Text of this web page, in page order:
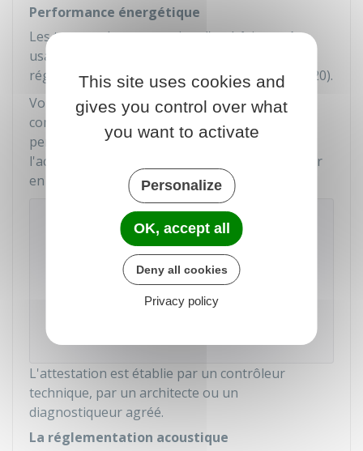
Performance énergétique
Les travaux de construction d'un bâtiment à
usage d'habitation doivent être conformes à la
réglementation environnementale 2020 (RE 2020).
Vous devez fournir une attestation de prise en
compte de cette réglementation avec votre
permis de construire et au moment de
l'achèvement des travaux. Vous pouvez l'obtenir
en ligne :
Attestations de prise en compte de la
réglementation environnementale RE
2020 et thermique RT 2012
Accéder au service en ligne
L'attestation est établie par un contrôleur
technique, par un architecte ou un
diagnostiqueur agréé.
La réglementation acoustique
This site uses cookies and
gives you control over what
you want to activate
Personalize
OK, accept all
Deny all cookies
Privacy policy